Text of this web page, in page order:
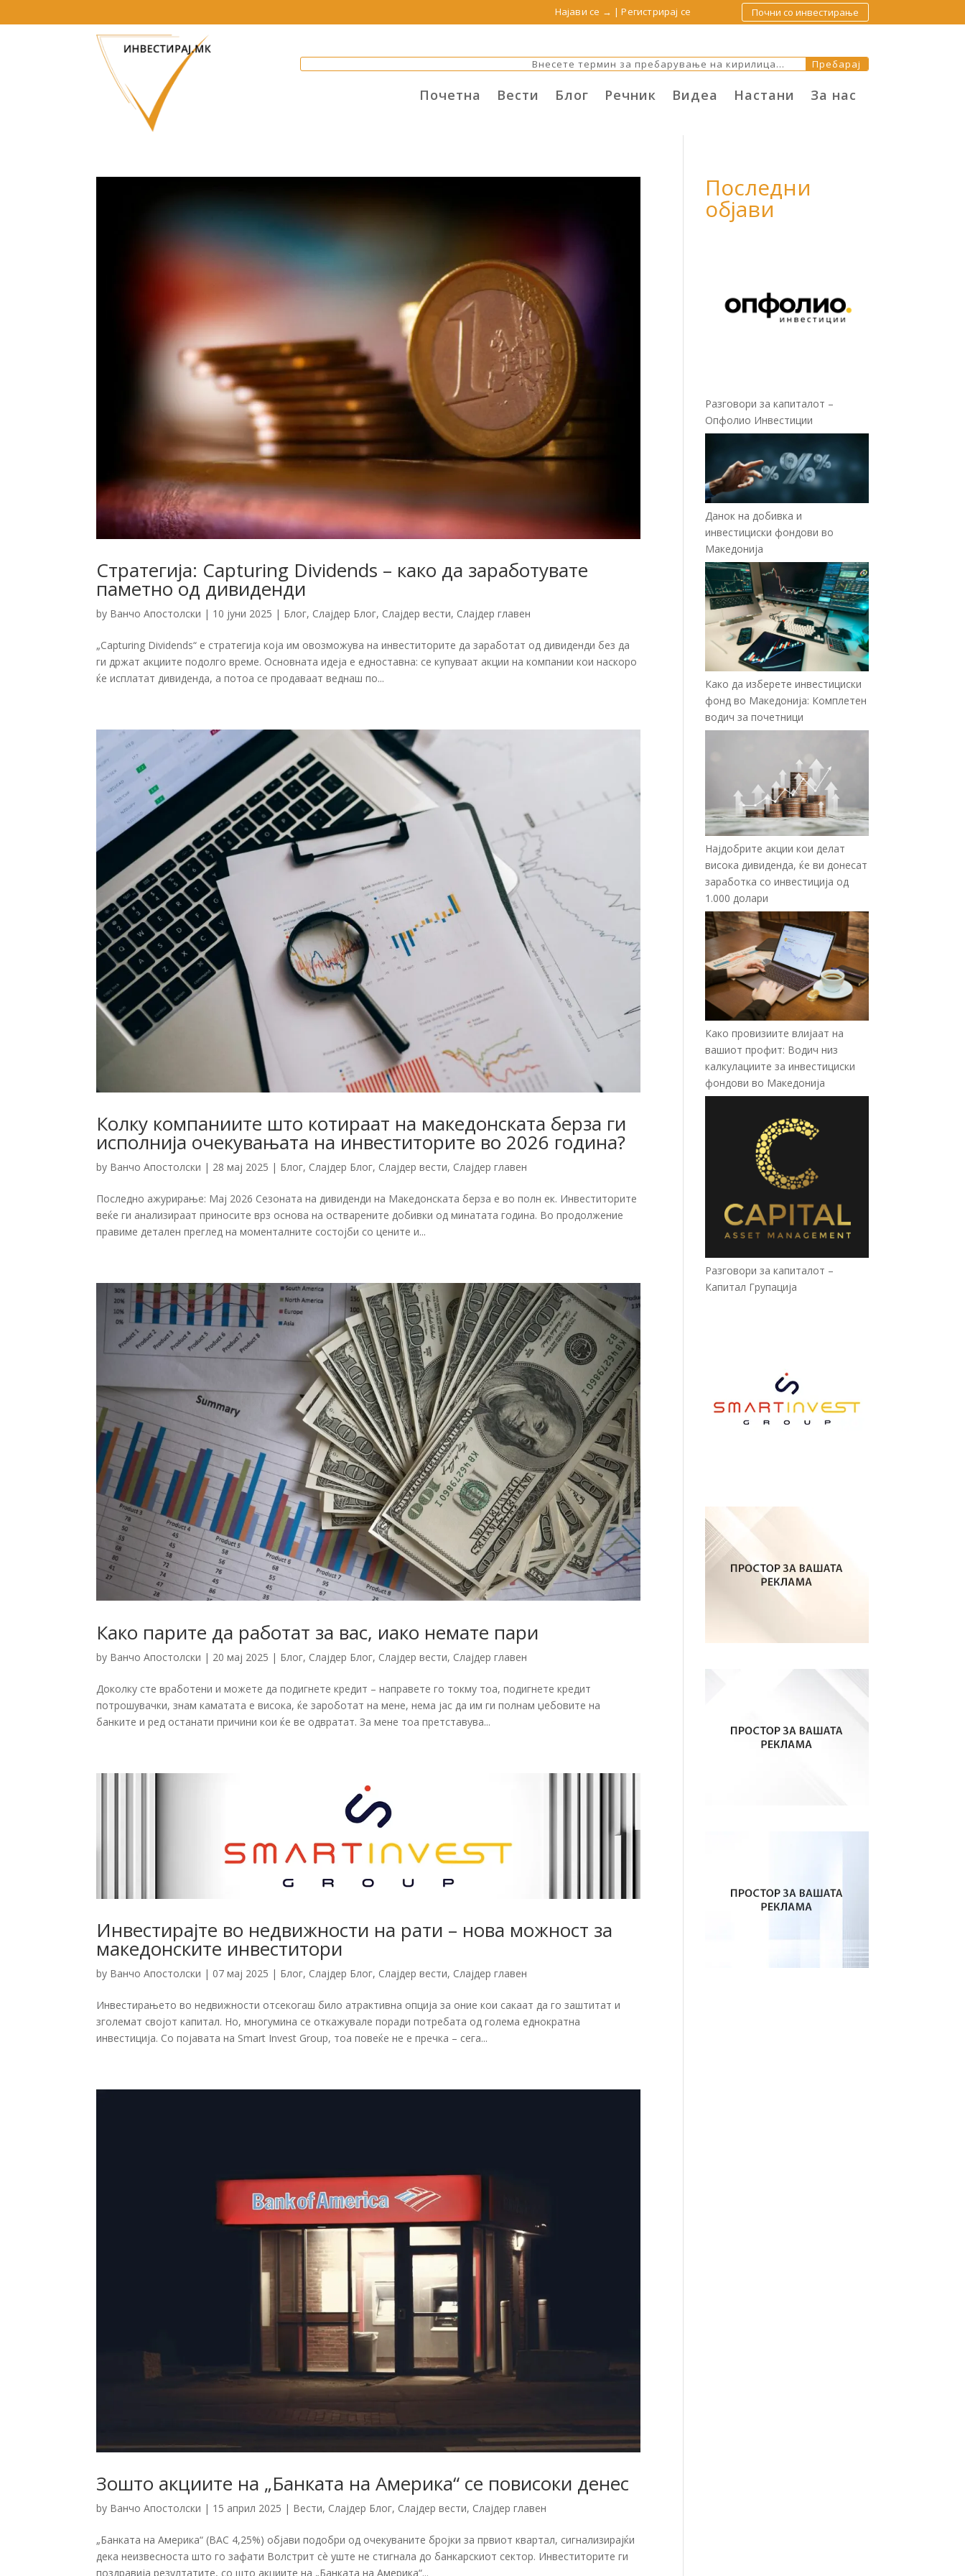
Најави се → |Регистрирај се Почни со инвестирање
Почетна Вести Блог Речник Видеа Настани За нас
Стратегија: Capturing Dividends – како да заработувате
паметно од дивиденди
by Ванчо Апостолски | 10 јуни 2025 | Блог, Слајдер Блог, Слајдер вести, Слајдер главен
„Capturing Dividends“ е стратегија која им овозможува на инвеститорите да заработат од дивиденди без да
ги држат акциите подолго време. Основната идеја е едноставна: се купуваат акции на компании кои наскоро
ќе исплатат дивиденда, а потоа се продаваат веднаш по...
Колку компаниите што котираат на македонската берза ги
исполнија очекувањата на инвеститорите во 2026 година?
by Ванчо Апостолски | 28 мај 2025 | Блог, Слајдер Блог, Слајдер вести, Слајдер главен
Последно ажурирање: Мај 2026 Сезоната на дивиденди на Македонската берза е во полн ек. Инвеститорите
веќе ги анализираат приносите врз основа на остварените добивки од минатата година. Во продолжение
правиме детален преглед на моменталните состојби со цените и...
Како парите да работат за вас, иако немате пари
by Ванчо Апостолски | 20 мај 2025 | Блог, Слајдер Блог, Слајдер вести, Слајдер главен
Доколку сте вработени и можете да подигнете кредит – направете го токму тоа, подигнете кредит
потрошувачки, знам каматата е висока, ќе зароботат на мене, нема јас да им ги полнам џебовите на
банките и ред останати причини кои ќе ве одвратат. За мене тоа претставува...
Инвестирајте во недвижности на рати – нова можност за
македонските инвеститори
by Ванчо Апостолски | 07 мај 2025 | Блог, Слајдер Блог, Слајдер вести, Слајдер главен
Инвестирањето во недвижности отсекогаш било атрактивна опција за оние кои сакаат да го заштитат и
зголемат својот капитал. Но, многумина се откажувале поради потребата од голема еднократна
инвестиција. Со појавата на Smart Invest Group, тоа повеќе не е пречка – сега...
Зошто акциите на „Банката на Америка“ се повисоки денес
by Ванчо Апостолски | 15 април 2025 | Вести, Слајдер Блог, Слајдер вести, Слајдер главен
„Банката на Америка“ (BAC 4,25%) објави подобри од очекуваните бројки за првиот квартал, сигнализирајќи
дека неизвесноста што го зафати Волстрит сè уште не стигнала до банкарскиот сектор. Инвеститорите ги
поздравија резултатите, со што акциите на „Банката на Америка“...
Последни
објави
Разговори за капиталот –
Опфолио Инвестиции
Данок на добивка и
инвестициски фондови во
Македонија
Како да изберете инвестициски
фонд во Македонија: Комплетен
водич за почетници
Најдобрите акции кои делат
висока дивиденда, ќе ви донесат
заработка со инвестиција од
1.000 долари
Како провизиите влијаат на
вашиот профит: Водич низ
калкулациите за инвестициски
фондови во Mакедонија
Разговори за капиталот –
Капитал Групација